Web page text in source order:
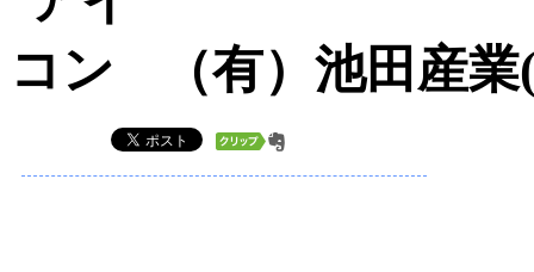
（有）池田産